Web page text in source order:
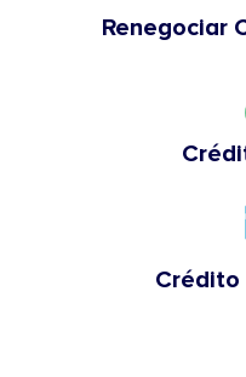
Renegociar
Crédito